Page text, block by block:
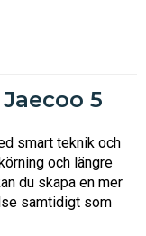
5
smart teknik och
och längre
du skapa en mer
samtidigt som